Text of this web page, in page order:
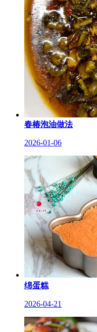
春椿泡油做法
2026-01-06
绵蛋糕
2026-04-21